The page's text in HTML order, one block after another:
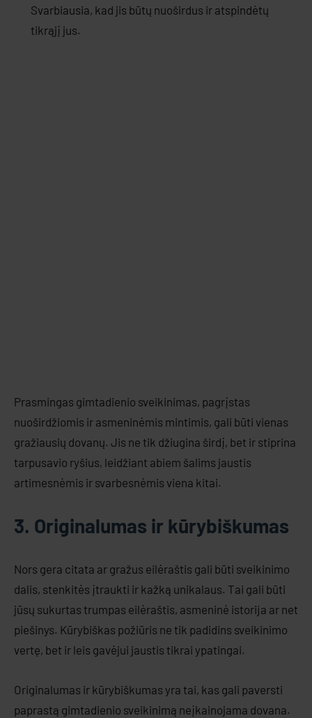
Svarbiausia, kad jis būtų nuoširdus ir atspindėtų
tikrąjį jus.
Prasmingas gimtadienio sveikinimas, pagrįstas
nuoširdžiomis ir asmeninėmis mintimis, gali būti vienas
gražiausių dovanų. Jis ne tik džiugina širdį, bet ir stiprina
tarpusavio ryšius, leidžiant abiem šalims jaustis
artimesnėmis ir svarbesnėmis viena kitai.
3. Originalumas ir kūrybiškumas
Nors gera citata ar gražus eilėraštis gali būti sveikinimo
dalis, stenkitės įtraukti ir kažką unikalaus. Tai gali būti
jūsų sukurtas trumpas eilėraštis, asmeninė istorija ar net
piešinys. Kūrybiškas požiūris ne tik padidins sveikinimo
vertę, bet ir leis gavėjui jaustis tikrai ypatingai.
Originalumas ir kūrybiškumas yra tai, kas gali paversti
paprastą gimtadienio sveikinimą neįkainojama dovana.